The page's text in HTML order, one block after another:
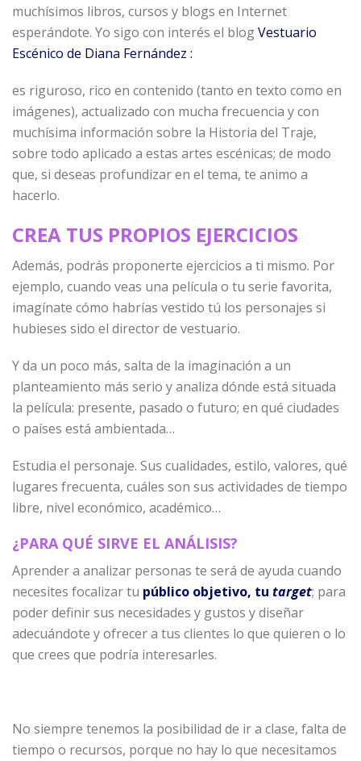
muchísimos libros, cursos y blogs en Internet
esperándote. Yo sigo con interés el blogVestuario
Escénico de Diana Fernández :
es riguroso, rico en contenido (tanto en texto como en
imágenes), actualizado con mucha frecuencia y con
muchísima información sobre la Historia del Traje,
sobre todo aplicado a estas artes escénicas; de modo
que, si deseas profundizar en el tema, te animo a
hacerlo.
CREA TUS PROPIOS EJERCICIOS
Además, podrás proponerte ejercicios a ti mismo. Por
ejemplo, cuando veas una película o tu serie favorita,
imagínate cómo habrías vestido tú los personajes si
hubieses sido el director de vestuario.
Y da un poco más, salta de la imaginación a un
planteamiento más serio y analiza dónde está situada
la película: presente, pasado o futuro; en qué ciudades
o países está ambientada…
Estudia el personaje. Sus cualidades, estilo, valores, qué
lugares frecuenta, cuáles son sus actividades de tiempo
libre, nivel económico, académico…
¿PARA QUÉ SIRVE EL ANÁLISIS?
Aprender a analizar personas te será de ayuda cuando
necesites focalizar tu público objetivo, tu target; para
poder definir sus necesidades y gustos y diseñar
adecuándote y ofrecer a tus clientes lo que quieren o lo
que crees que podría interesarles.
No siempre tenemos la posibilidad de ir a clase, falta de
tiempo o recursos, porque no hay lo que necesitamos